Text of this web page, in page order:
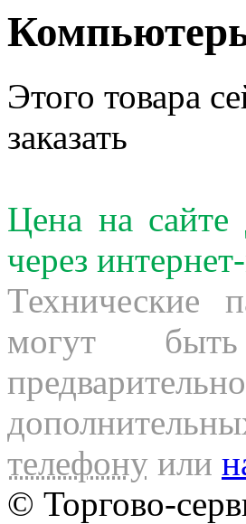
Этого товара
заказать
Цена на сайте
через
Технические
могут
телефону или
© Торгово-